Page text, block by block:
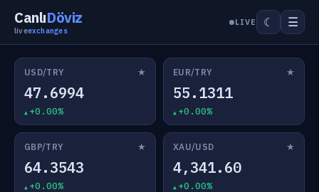
CanlıDöviz
liveexchanges
LIVE ☾ ☰
USD/TRY ★
47.6994
+0.00%
EUR/TRY ★
55.1311
+0.00%
GBP/TRY ★
64.3543
+0.00%
XAU/USD ★
4,341.60
+0.00%